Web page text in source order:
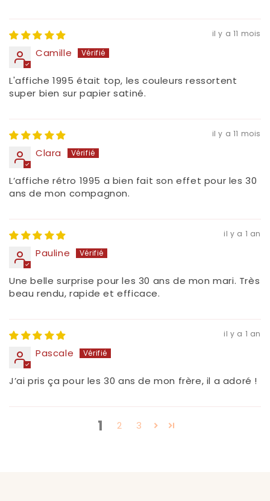
il y a 11 mois
Camille
L'affiche 1995 était top, les couleurs ressortent
super bien sur papier satiné.
il y a 11 mois
Clara
L’affiche rétro 1995 a bien fait son effet pour les 30
ans de mon compagnon.
il y a 1 an
Pauline
Une belle surprise pour les 30 ans de mon mari. Très
beau rendu, rapide et efficace.
il y a 1 an
Pascale
J’ai pris ça pour les 30 ans de mon frère, il a adoré !
1 2 3